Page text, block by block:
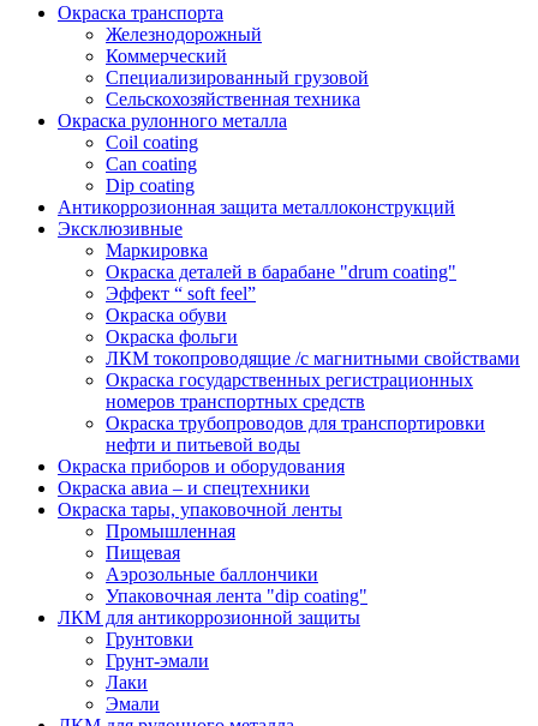
Окраска транспорта
Железнодорожный
Коммерческий
Специализированный грузовой
Сельскохозяйственная техника
Окраска рулонного металла
Coil coating
Can coating
Dip coating
Антикоррозионная защита металлоконструкций
Эксклюзивные
Маркировка
Окраска деталей в барабане "drum coating"
Эффект “ soft feel”
Окраска обуви
Окраска фольги
ЛКМ токопроводящие /с магнитными свойствами
Окраска государственных регистрационных
номеров транспортных средств
Окраска трубопроводов для транспортировки
нефти и питьевой воды
Окраска приборов и оборудования
Окраска авиа – и спецтехники
Окраска тары, упаковочной ленты
Промышленная
Пищевая
Аэрозольные баллончики
Упаковочная лента "dip coating"
ЛКМ для антикоррозионной защиты
Грунтовки
Грунт-эмали
Лаки
Эмали